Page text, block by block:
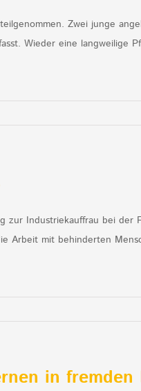
Zwei junge
Wieder eine langweilige
Industriekauffrau bei der
Arbeit mit behinderten
in fremden